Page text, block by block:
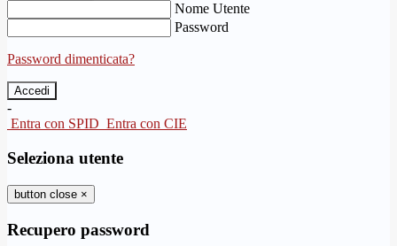
Nome Utente
Password
Password dimenticata?
-
Entra con SPID Entra con CIE
Seleziona utente
button close ×
Recupero password